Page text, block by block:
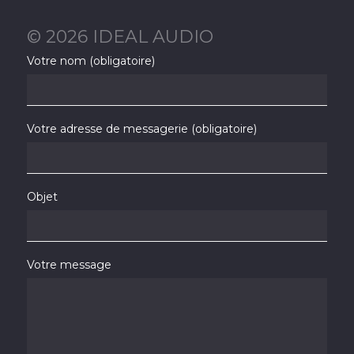
© 2026 IDEAL AUDIO
Votre nom (obligatoire)
Votre adresse de messagerie (obligatoire)
Objet
Votre message